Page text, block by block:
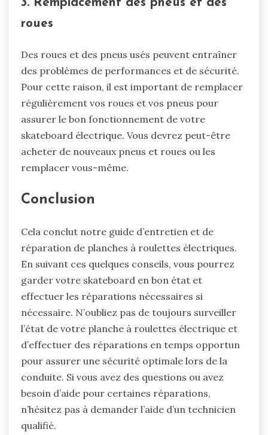
3. Remplacement des pneus et des
roues
Des roues et des pneus usés peuvent entraîner
des problèmes de performances et de sécurité.
Pour cette raison, il est important de remplacer
régulièrement vos roues et vos pneus pour
assurer le bon fonctionnement de votre
skateboard électrique. Vous devrez peut-être
acheter de nouveaux pneus et roues ou les
remplacer vous-même.
Conclusion
Cela conclut notre guide d’entretien et de
réparation de planches à roulettes électriques.
En suivant ces quelques conseils, vous pourrez
garder votre skateboard en bon état et
effectuer les réparations nécessaires si
nécessaire. N’oubliez pas de toujours surveiller
l’état de votre planche à roulettes électrique et
d’effectuer des réparations en temps opportun
pour assurer une sécurité optimale lors de la
conduite. Si vous avez des questions ou avez
besoin d’aide pour certaines réparations,
n’hésitez pas à demander l’aide d’un technicien
qualifié.